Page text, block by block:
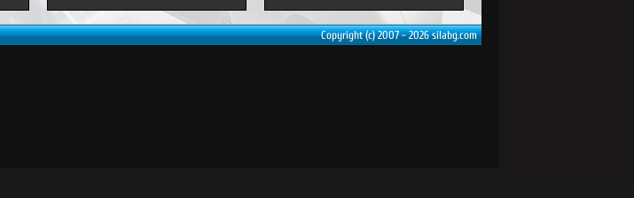
Copyright (c) 2007 - 2026 silabg.com